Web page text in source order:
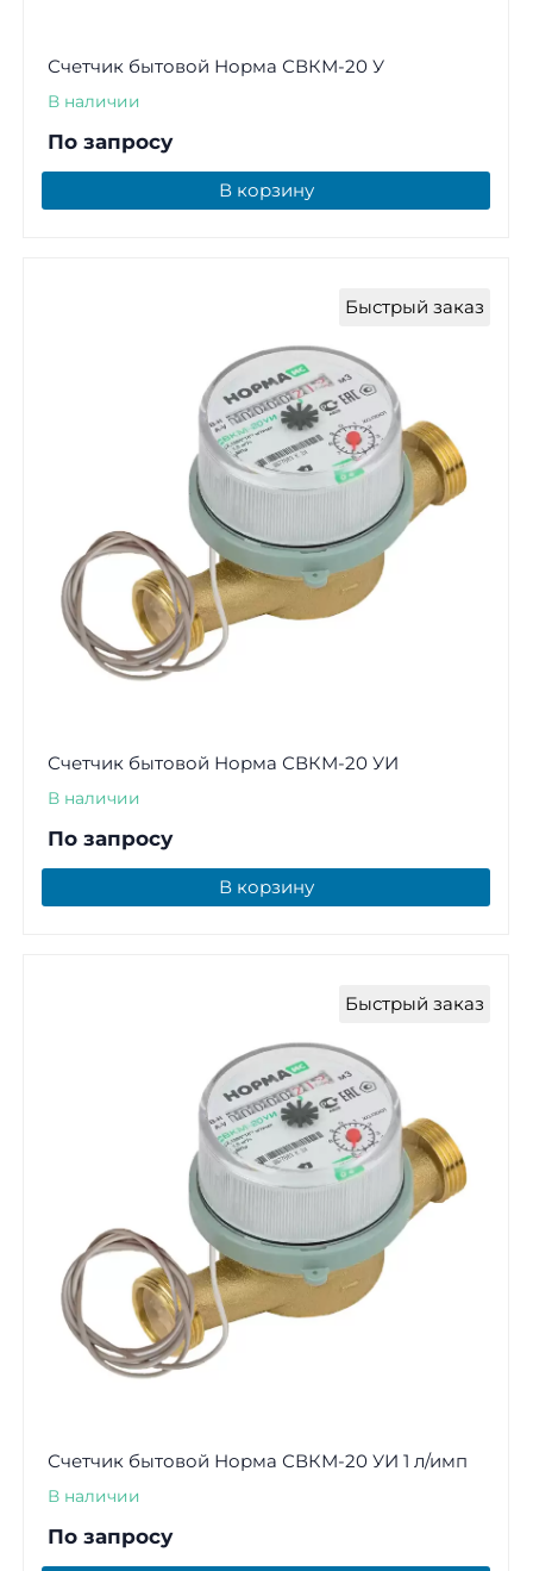
Счетчик бытовой Норма СВКМ-20 У
В наличии
По запросу
В корзину
Быстрый заказ
Счетчик бытовой Норма СВКМ-20 УИ
В наличии
По запросу
В корзину
Быстрый заказ
Счетчик бытовой Норма СВКМ-20 УИ 1 л/имп
В наличии
По запросу